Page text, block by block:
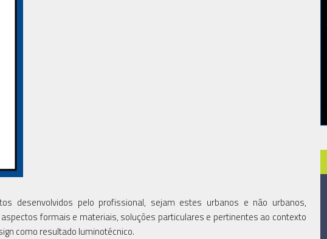
desenvolvidos pelo profissional, sejam estes urbanos e não urbanos,
formais e materiais, soluções particulares e pertinentes ao contexto
como resultado luminotécnico.